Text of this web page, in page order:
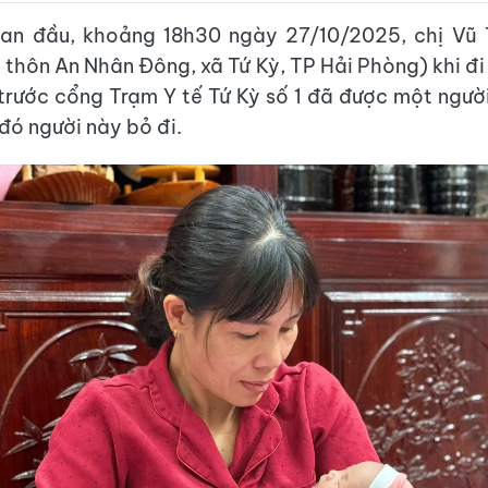
đầu, khoảng 18h30 ngày 27/10/2025, chị Vũ
An Nhân Đông, xã Tứ Kỳ, TP Hải Phòng) khi
cổng Trạm Y tế Tứ Kỳ số 1 đã được một
người này bỏ đi.